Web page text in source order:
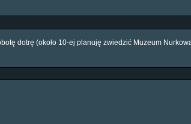
dotrę (około 10-ej planuję zwiedzić Muzeum